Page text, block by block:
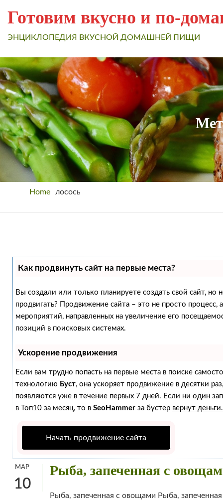
Готовим вкусно и по-
ЭНЦИКЛОПЕДИЯ ВКУСНОЙ ДОМАШНЕЙ ПИЩИ
Home лосось
Как продвинуть сайт на первые места?
Вы создали или только планируете создать свой сайт, но
продвигать? Продвижение сайта – это не просто процесс,
мероприятий, направленных на увеличение его
позиций в поисковых системах.
Ускорение продвижения
Если вам трудно попасть на первые места в поиске
технологию Буст, она ускоряет продвижение в десятки
появляются уже в течение первых 7 дней. Если ни один
в Топ10 за месяц, то в SeoHammer за бустер вернут деньги.
Начать продвижение сайта
МАР
10
Рыба, запеченная с
Рыба, запеченная с овощами Рыба,